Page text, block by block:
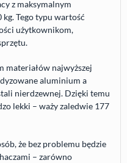
z maksymalnym
kg. Tego typu wartość
użytkownikom,
materiałów najwyższej
aluminium a
nierdzewnej. Dzięki temu
lekki – waży zaledwie 177
że bez problemu będzie
– zarówno